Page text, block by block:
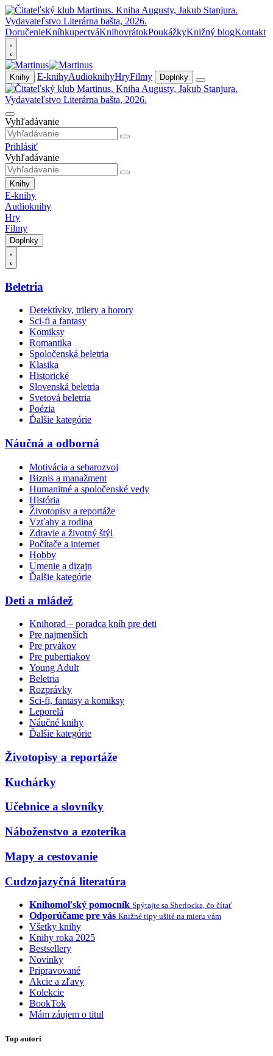
DoručenieKníhkupectváKnihovrátokPoukážkyKnižný blogKontakt
Knihy E-knihyAudioknihyHryFilmy Doplnky
Vyhľadávanie
Prihlásiť
Vyhľadávanie
Knihy
E-knihy
Audioknihy
Hry
Filmy
Doplnky
Beletria
Detektívky, trilery a horory
Sci-fi a fantasy
Komiksy
Romantika
Spoločenská beletria
Klasika
Historické
Slovenská beletria
Svetová beletria
Poézia
Ďalšie kategórie
Náučná a odborná
Motivácia a sebarozvoj
Biznis a manažment
Humanitné a spoločenské vedy
História
Životopisy a reportáže
Vzťahy a rodina
Zdravie a životný štýl
Počítače a internet
Hobby
Umenie a dizajn
Ďalšie kategórie
Deti a mládež
Knihorad – poradca kníh pre deti
Pre najmenších
Pre prvákov
Pre pubertiakov
Young Adult
Beletria
Rozprávky
Sci-fi, fantasy a komiksy
Leporelá
Náučné knihy
Ďalšie kategórie
Životopisy a reportáže
Kuchárky
Učebnice a slovníky
Náboženstvo a ezoterika
Mapy a cestovanie
Cudzojazyčná literatúra
Knihomoľský pomocník Spýtajte sa Sherlocka, čo čítať
Odporúčame pre vás Knižné tipy ušité na mieru vám
Všetky knihy
Knihy roka 2025
Bestsellery
Novinky
Pripravované
Akcie a zľavy
Kolekcie
BookTok
Mám záujem o titul
Top autori